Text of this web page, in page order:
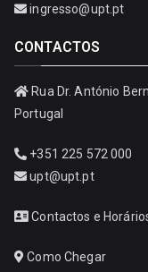
ingresso@upt.pt
CONTACTOS
Rua Dr. António
Portugal
+351 225 572 000
upt@upt.pt
Contactos e
Como Chegar